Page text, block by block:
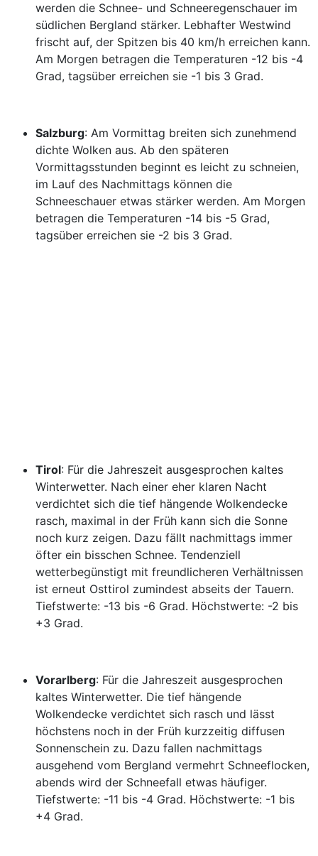
werden die Schnee- und Schneeregenschauer im
südlichen Bergland stärker. Lebhafter Westwind
frischt auf, der Spitzen bis 40 km/h erreichen kann.
Am Morgen betragen die Temperaturen -12 bis -4
Grad, tagsüber erreichen sie -1 bis 3 Grad.
Salzburg: Am Vormittag breiten sich zunehmend
dichte Wolken aus. Ab den späteren
Vormittagsstunden beginnt es leicht zu schneien,
im Lauf des Nachmittags können die
Schneeschauer etwas stärker werden. Am Morgen
betragen die Temperaturen -14 bis -5 Grad,
tagsüber erreichen sie -2 bis 3 Grad.
Tirol: Für die Jahreszeit ausgesprochen kaltes
Winterwetter. Nach einer eher klaren Nacht
verdichtet sich die tief hängende Wolkendecke
rasch, maximal in der Früh kann sich die Sonne
noch kurz zeigen. Dazu fällt nachmittags immer
öfter ein bisschen Schnee. Tendenziell
wetterbegünstigt mit freundlicheren Verhältnissen
ist erneut Osttirol zumindest abseits der Tauern.
Tiefstwerte: -13 bis -6 Grad. Höchstwerte: -2 bis
+3 Grad.
Vorarlberg: Für die Jahreszeit ausgesprochen
kaltes Winterwetter. Die tief hängende
Wolkendecke verdichtet sich rasch und lässt
höchstens noch in der Früh kurzzeitig diffusen
Sonnenschein zu. Dazu fallen nachmittags
ausgehend vom Bergland vermehrt Schneeflocken,
abends wird der Schneefall etwas häufiger.
Tiefstwerte: -11 bis -4 Grad. Höchstwerte: -1 bis
+4 Grad.